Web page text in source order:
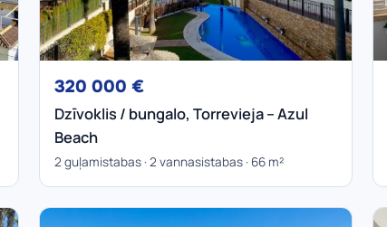
320 000 €
Dzīvoklis / bungalo, Torrevieja – Azul
Beach
2 guļamistabas · 2 vannasistabas · 66 m²